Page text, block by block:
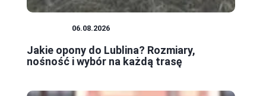
06.08.2026
Jakie opony do Lublina? Rozmiary,
nośność i wybór na każdą trasę